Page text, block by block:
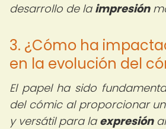
desarrollo de la impresión
3. ¿Cómo ha
en la evolución del
El papel ha sido
del cómic al proporcionar
y versátil para la expresión